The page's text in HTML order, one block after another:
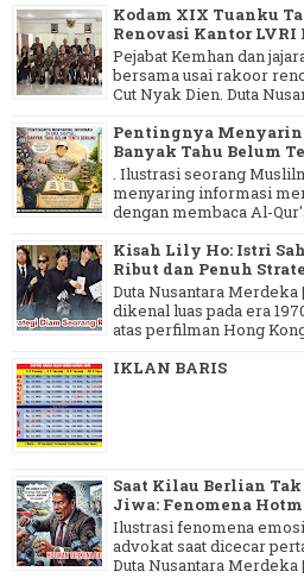
Kodam XIX Tuanku
Renovasi Kantor LVRI
Pejabat Kemhan dan
bersama usai rakoor
Cut Nyak Dien. Duta
Pentingnya
Banyak Tahu Belum
. Ilustrasi seorang
menyaring informasi
dengan membaca Al-
Kisah Lily Ho: Istri
Ribut dan Penuh
Duta Nusantara
dikenal luas pada era
atas perfilman Hong
IKLAN BARIS
Saat Kilau Berlian
Jiwa: Fenomena
Ilustrasi fenomena
advokat saat dicecar
Duta Nusantara Merdeka